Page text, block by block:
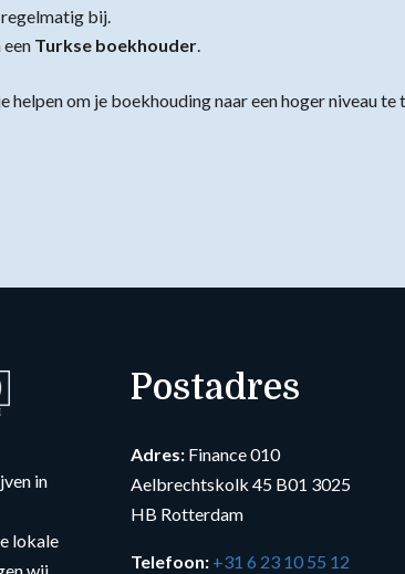
bij.
Turkse boekhouder.
helpen om je boekhouding naar een hoger niveau te
in
lokale
Postadres
Adres:Finance 010
Aelbrechtskolk 45 B01 3025
HB Rotterdam
Telefoon: +31 6 23 10 55 12